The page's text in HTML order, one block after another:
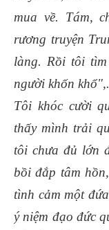
mua về. Tám,
rương truyện
làng. Rồi tôi
người khốn
Tôi khóc cười
thấy mình trải
tôi chưa đủ lớn
bồi đắp tâm
tình cảm một
ý niệm đạo đức